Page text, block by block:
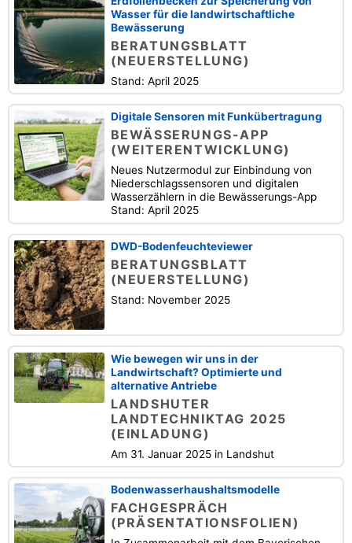
Wasser für die landwirtschaftliche
Bewässerung
BERATUNGSBLATT
(NEUERSTELLUNG)
Stand: April 2025
Digitale Sensoren mit Funkübertragung
BEWÄSSERUNGS-APP
(WEITERENTWICKLUNG)
Neues Nutzermodul zur Einbindung von
Niederschlagssensoren und digitalen
Wasserzählern in die Bewässerungs-App
Stand: April 2025
DWD-Bodenfeuchteviewer
BERATUNGSBLATT
(NEUERSTELLUNG)
Stand: November 2025
Wie bewegen wir uns in der
Landwirtschaft? Optimierte und
alternative Antriebe
LANDSHUTER
LANDTECHNIKTAG 2025
(EINLADUNG)
Am 31. Januar 2025 in Landshut
Bodenwasserhaushaltsmodelle
FACHGESPRÄCH
(PRÄSENTATIONSFOLIEN)